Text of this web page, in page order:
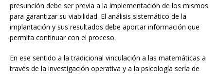
presunción debe ser previa a la implementación de los mismos
para garantizar su viabilidad. El análisis sistemático de la
implantación y sus resultados debe aportar información que
permita continuar con el proceso.
En ese sentido a la tradicional vinculación a las matemáticas a
través de la investigación operativa y a la psicología sería de